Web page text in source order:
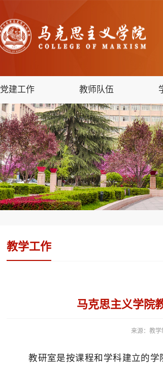
党建工作 教师队伍
教学工作
马克思主义学院
来源：教学
教研室是按课程和学科建立的